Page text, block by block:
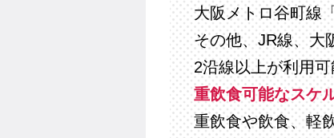
大阪メトロ谷町線
その他、JR線、大
2沿線以上が利用
重飲食可能なスケ
重飲食や飲食、軽